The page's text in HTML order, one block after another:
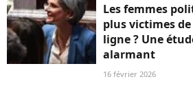
Les femmes
plus victimes
ligne ? Une
alarmant
16 février 2026